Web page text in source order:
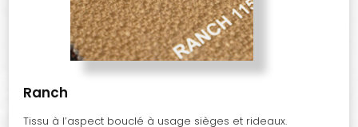
Ranch
Tissu à l’aspect bouclé à usage sièges et rideaux.